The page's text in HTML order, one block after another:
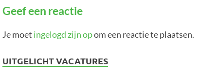
Geef een reactie
Je moet ingelogd zijn opom een reactie te plaatsen.
UITGELICHT VACATURES